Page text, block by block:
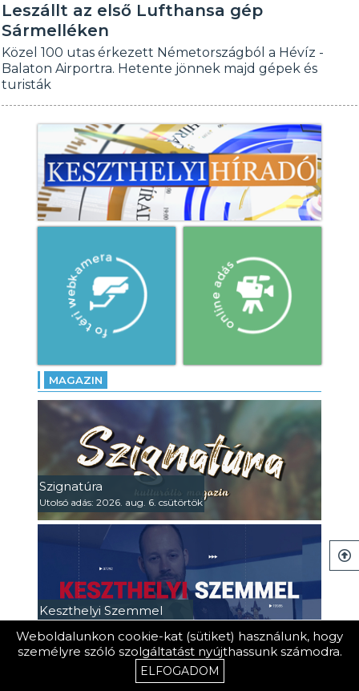
Leszállt az első Lufthansa gép
Sármelléken
Közel 100 utas érkezett Németországból a Hévíz -
Balaton Airportra. Hetente jönnek majd gépek és
turisták
MAGAZIN
Szignatúra
Utolsó adás: 2026. aug. 6. csütörtök
Keszthelyi Szemmel
Weboldalunkon cookie-kat (sütiket) használunk, hogy
személyre szóló szolgáltatást nyújthassunk számodra.
ELFOGADOM